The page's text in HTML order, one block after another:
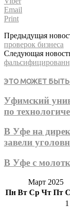
Email
Print
Предыдущая
проверок бизнеса
Следующая
ЭТО МОЖЕТ
Уфимский
по
В Уфе на
завели
В Уфе с
Март 2025
Пн Вт Ср Чт Пт
1